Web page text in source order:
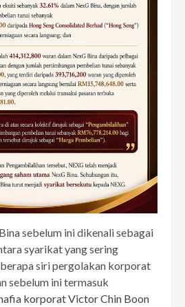
sebelum ini dikenali sebagai
syarikat yang sering
siri pergolakan korporat
sebelum ini termasuk
korporat Victor Chin Boon